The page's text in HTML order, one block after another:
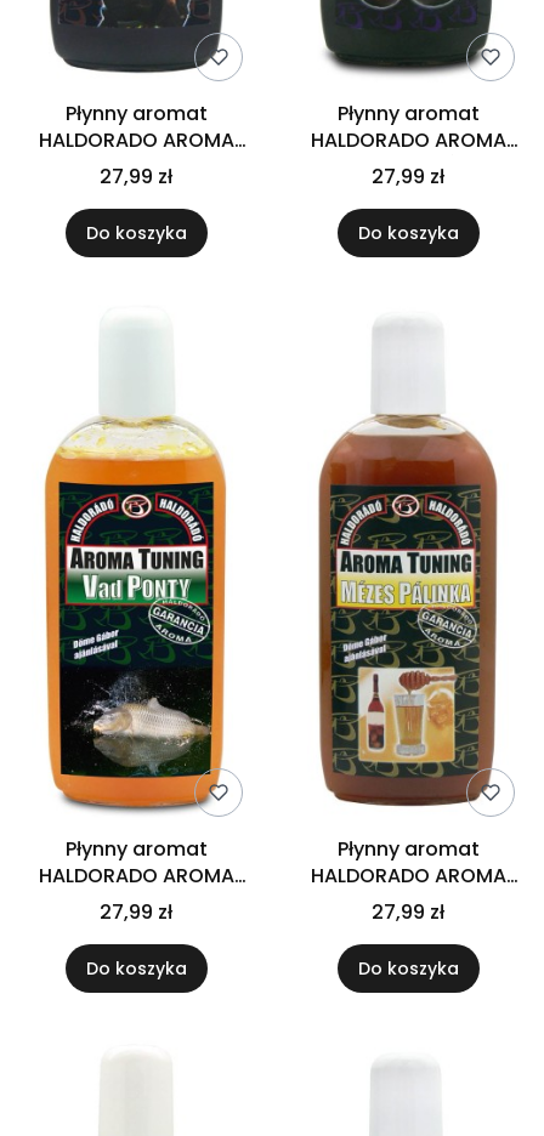
Płynny aromat
HALDORADO AROMA
TUNING Duży Leszcz
27,99 zł
Do koszyka
Płynny aromat
HALDORADO AROMA
TUNING Dzika Śliwka
27,99 zł
Do koszyka
Płynny aromat
HALDORADO AROMA
TUNING Dziki Karp
27,99 zł
Do koszyka
Płynny aromat
HALDORADO AROMA
TUNING Honey Brendy
27,99 zł
Do koszyka